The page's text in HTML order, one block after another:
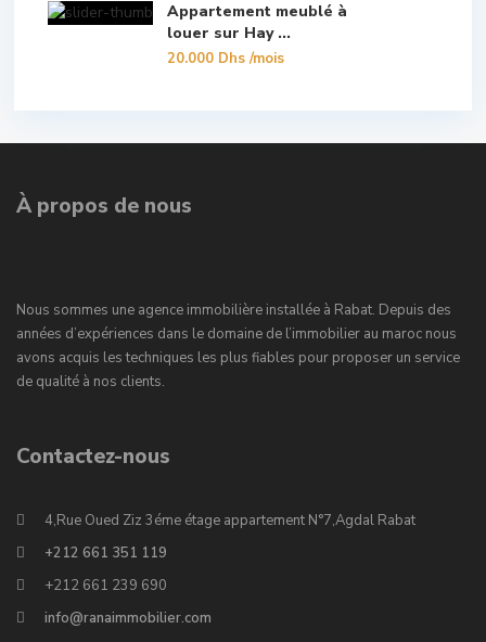
Appartement meublé à
louer sur Hay ...
20.000 Dhs/mois
À propos de nous
Nous sommes une agence immobilière installée à Rabat. Depuis des
années d’expériences dans le domaine de l’immobilier au maroc nous
avons acquis les techniques les plus fiables pour proposer un service
de qualité à nos clients.
Contactez-nous
4,Rue Oued Ziz 3éme étage appartement N°7,Agdal Rabat
+212 661 351 119
+212 661 239 690
info@ranaimmobilier.com